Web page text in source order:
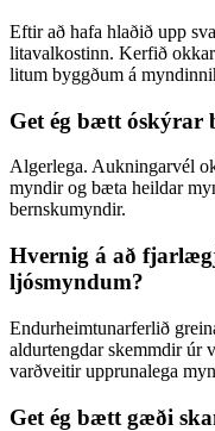
Eftir að hafa hlaðið upp
litavalkostinn. Kerfið
litum byggðum á
Get ég bætt
Algerlega. Aukningarvél
myndir og bæta heildar
bernskumyndir.
Hvernig á að
ljósmyndum?
Endurheimtunarferlið
aldurtengdar skemmdir úr
varðveitir upprunalega
Get ég bætt gæði